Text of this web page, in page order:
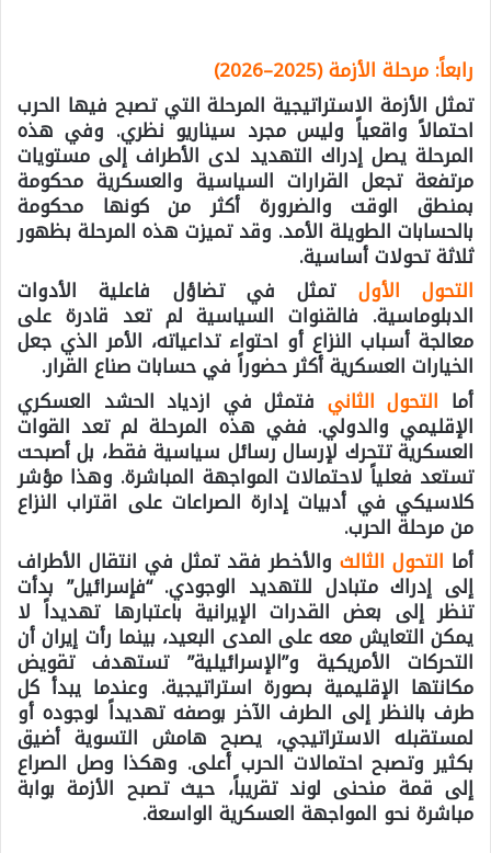
رابعاً: مرحلة الأزمة (2025–2026)
تمثل الأزمة الاستراتيجية المرحلة التي تصبح فيها الحرب
احتمالاً واقعياً وليس مجرد سيناريو نظري. وفي هذه
المرحلة يصل إدراك التهديد لدى الأطراف إلى مستويات
مرتفعة تجعل القرارات السياسية والعسكرية محكومة
بمنطق الوقت والضرورة أكثر من كونها محكومة
بالحسابات الطويلة الأمد. وقد تميزت هذه المرحلة بظهور
ثلاثة تحولات أساسية.
التحول
الأول تمثل في تضاؤل فاعلية الأدوات
الدبلوماسية. فالقنوات السياسية لم تعد قادرة على
معالجة أسباب النزاع أو احتواء تداعياته، الأمر الذي جعل
الخيارات العسكرية أكثر حضوراً في حسابات صناع القرار.
أما التحول الثاني فتمثل في ازدياد الحشد العسكري
الإقليمي والدولي. ففي هذه المرحلة لم تعد القوات
العسكرية تتحرك لإرسال رسائل سياسية فقط، بل أصبحت
تستعد فعلياً لاحتمالات المواجهة المباشرة. وهذا مؤشر
كلاسيكي في أدبيات إدارة الصراعات على اقتراب النزاع
من مرحلة الحرب.
أما التحول الثالث والأخطر فقد تمثل في انتقال الأطراف
إلى إدراك متبادل للتهديد الوجودي. “فإسرائيل” بدأت
تنظر إلى بعض القدرات الإيرانية باعتبارها تهديداً لا
يمكن التعايش معه على المدى البعيد، بينما رأت إيران أن
التحركات الأمريكية و”الإسرائيلية” تستهدف تقويض
مكانتها الإقليمية بصورة استراتيجية. وعندما يبدأ كل
طرف بالنظر إلى الطرف الآخر بوصفه تهديداً لوجوده أو
لمستقبله الاستراتيجي، يصبح هامش التسوية أضيق
بكثير وتصبح احتمالات الحرب أعلى. وهكذا وصل الصراع
إلى قمة منحنى لوند تقريباً، حيث تصبح الأزمة بوابة
مباشرة نحو المواجهة العسكرية الواسعة.